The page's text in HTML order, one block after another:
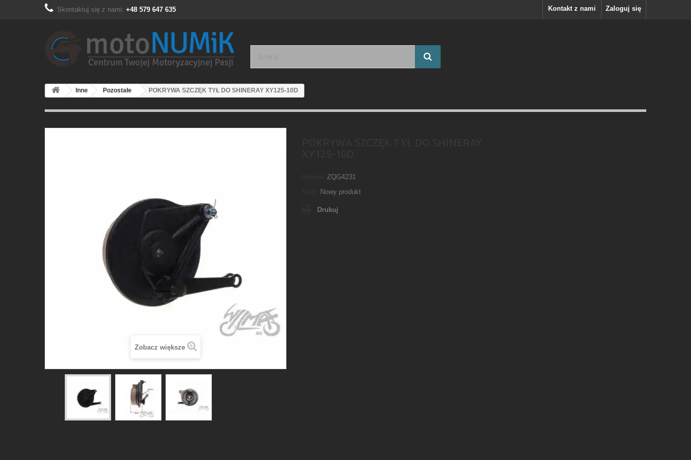
Zaloguj się
Kontakt z nami
Skontaktuj się z nami: +48 579 647 635
Inne Pozostałe POKRYWA SZCZĘK TYŁ DO SHINERAY XY125-10D
Zobacz większe
ZQG4231
Nowy produkt
Drukuj